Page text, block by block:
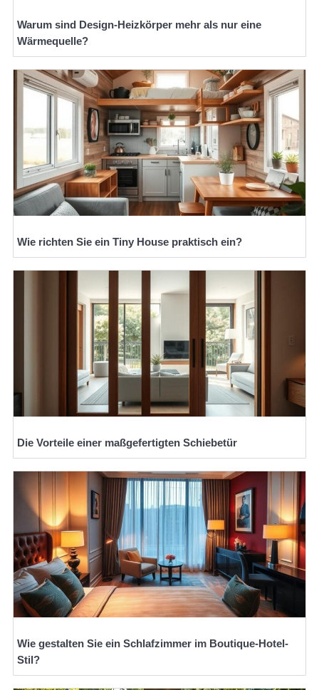
Warum sind Design-Heizkörper mehr als nur eine
Wärmequelle?
Wie richten Sie ein Tiny House praktisch ein?
Die Vorteile einer maßgefertigten Schiebetür
Wie gestalten Sie ein Schlafzimmer im Boutique-Hotel-
Stil?